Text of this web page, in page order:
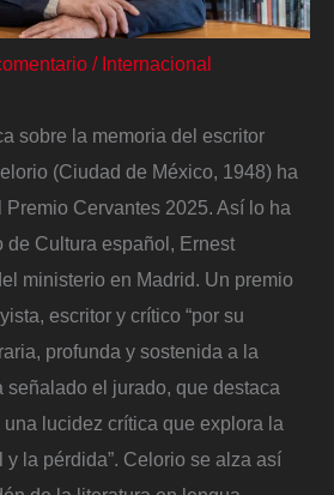
/ Internacional
sobre la memoria del escritor
(Ciudad de México, 1948) ha
Cervantes 2025. Así lo ha
de Cultura español, Ernest
ministerio en Madrid. Un premio
escritor y crítico “por su
profunda y sostenida a la
señalado el jurado, que destaca
lucidez crítica que explora la
la pérdida”. Celorio se alza así